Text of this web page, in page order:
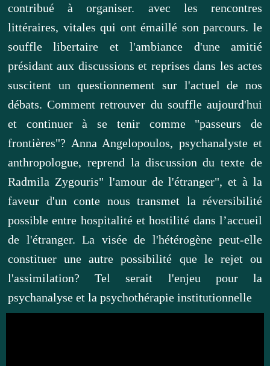
contribué à organiser. avec les rencontres
littéraires, vitales qui ont émaillé son parcours. le
souffle libertaire et l'ambiance d'une amitié
présidant aux discussions et reprises dans les actes
suscitent un questionnement sur l'actuel de nos
débats. Comment retrouver du souffle aujourd'hui
et continuer à se tenir comme "passeurs de
frontières"? Anna Angelopoulos, psychanalyste et
anthropologue, reprend la discussion du texte de
Radmila Zygouris" l'amour de l'étranger", et à la
faveur d'un conte nous transmet la réversibilité
possible entre hospitalité et hostilité dans l’accueil
de l'étranger. La visée de l'hétérogène peut-elle
constituer une autre possibilité que le rejet ou
l'assimilation? Tel serait l'enjeu pour la
psychanalyse et la psychothérapie institutionnelle